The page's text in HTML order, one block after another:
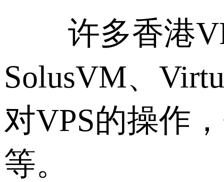
许多香港
SolusVM、
对VPS的操作
等。